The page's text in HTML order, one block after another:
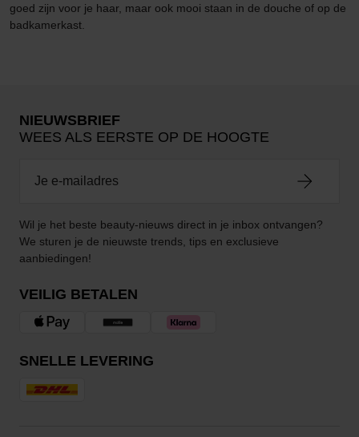
goed zijn voor je haar, maar ook mooi staan in de douche of op de
badkamerkast.
NIEUWSBRIEF
WEES ALS EERSTE OP DE HOOGTE
Wil je het beste beauty-nieuws direct in je inbox ontvangen?
We sturen je de nieuwste trends, tips en exclusieve
aanbiedingen!
VEILIG BETALEN
SNELLE LEVERING